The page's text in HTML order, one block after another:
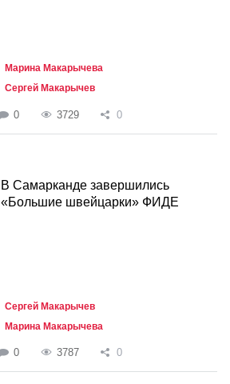
Марина Макарычева
Сергей Макарычев
0 3729 0
В Самарканде завершились
«Большие швейцарки» ФИДЕ
Сергей Макарычев
Марина Макарычева
0 3787 0